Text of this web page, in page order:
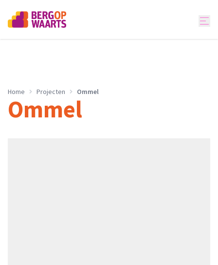
Home Projecten Ommel
Ommel